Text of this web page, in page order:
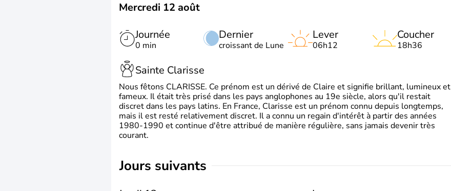
Mercredi 12 août
Journée
0 min
Dernier
croissant de Lune
Lever
06h12
Coucher
18h36
Sainte Clarisse
Nous fêtons CLARISSE. Ce prénom est un dérivé de Claire et signifie brillant, lumineux et
fameux. Il était très prisé dans les pays anglophones au 19e siècle, alors qu'il restait
discret dans les pays latins. En France, Clarisse est un prénom connu depuis longtemps,
mais il est resté relativement discret. Il a connu un regain d'intérêt à partir des années
1980-1990 et continue d'être attribué de manière régulière, sans jamais devenir très
courant.
jours suivants